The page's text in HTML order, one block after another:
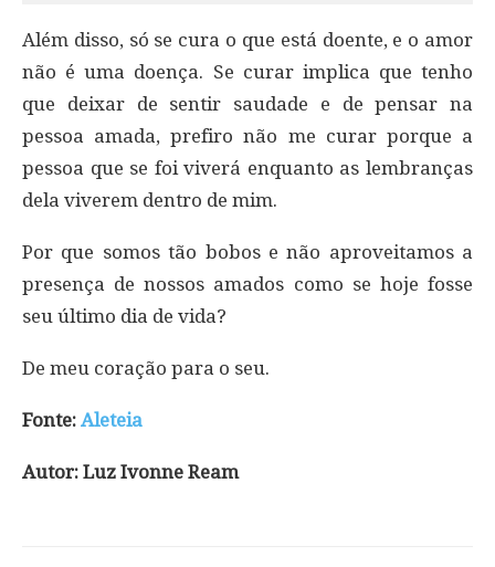
Além disso, só se cura o que está doente, e o amor
não é uma doença. Se curar implica que tenho
que deixar de sentir saudade e de pensar na
pessoa amada, prefiro não me curar porque a
pessoa que se foi viverá enquanto as lembranças
dela viverem dentro de mim.
Por que somos tão bobos e não aproveitamos a
presença de nossos amados como se hoje fosse
seu último dia de vida?
De meu coração para o seu.
Fonte: Aleteia
Autor: Luz Ivonne Ream